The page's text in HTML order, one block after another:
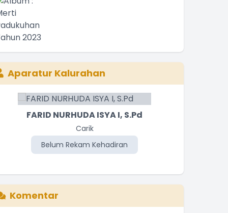
Aparatur Kalurahan
FARID NURHUDA ISYA I, S.Pd
Carik
Belum Rekam Kehadiran
Komentar
blog yang sangat bermanfat